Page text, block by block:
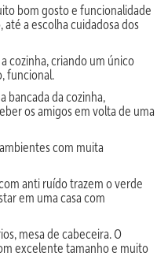
bom gosto e funcionalidade
a escolha cuidadosa dos
cozinha, criando um único
funcional.
bancada da cozinha,
os amigos em volta de uma
com muita
anti ruído trazem o verde
em uma casa com
mesa de cabeceira. O
excelente tamanho e muito